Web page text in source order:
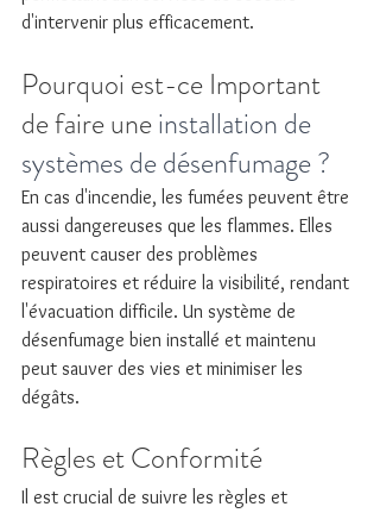
d'intervenir plus efficacement.
Pourquoi est-ce Important
de faire une installation de
systèmes de désenfumage ?
En cas d'incendie, les fumées peuvent être
aussi dangereuses que les flammes. Elles
peuvent causer des problèmes
respiratoires et réduire la visibilité, rendant
l'évacuation difficile. Un système de
désenfumage bien installé et maintenu
peut sauver des vies et minimiser les
dégâts.
Règles et Conformité
Il est crucial de suivre les règles et